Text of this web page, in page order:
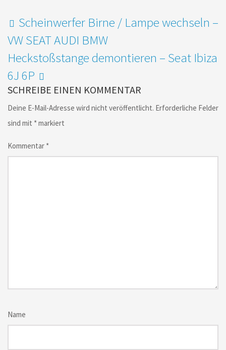
Scheinwerfer Birne / Lampe wechseln –
VW SEAT AUDI BMW
Heckstoßstange demontieren – Seat Ibiza
6J 6P
SCHREIBE EINEN KOMMENTAR
Deine E-Mail-Adresse wird nicht veröffentlicht. Erforderliche Felder
sind mit *markiert
Kommentar *
Name